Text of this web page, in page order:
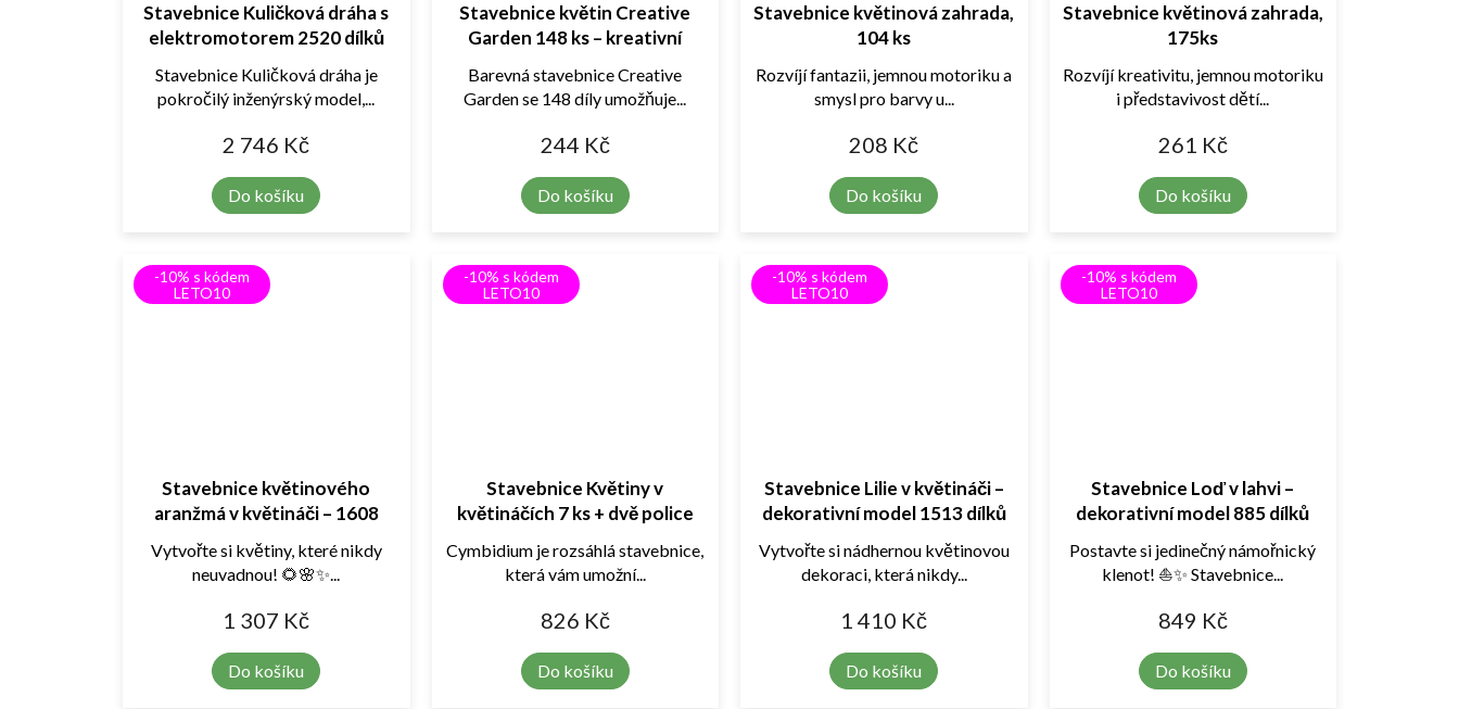
Stavebnice Kuličková dráha s
elektromotorem 2520 dílků
2 746 Kč
Do košíku
Stavebnice Kuličková dráha je
pokročilý inženýrský model,...
Stavebnice květin Creative
Garden 148 ks – kreativní
244 Kč
Do košíku
Barevná stavebnice Creative
Garden se 148 díly umožňuje...
Stavebnice květinová zahrada,
104 ks
208 Kč
Do košíku
Rozvíjí fantazii, jemnou motoriku a
smysl pro barvy u...
Stavebnice květinová zahrada,
175ks
261 Kč
Do košíku
Rozvíjí kreativitu, jemnou motoriku
i představivost dětí...
-10% s kódem
LETO10
Stavebnice květinového
aranžmá v květináči – 1608
dílků
1 307 Kč
Do košíku
Vytvořte si květiny, které nikdy
neuvadnou! 🌻🌸✨...
-10% s kódem
LETO10
Stavebnice Květiny v
květináčích 7 ks + dvě police
826 Kč
Do košíku
Cymbidium je rozsáhlá stavebnice,
která vám umožní...
-10% s kódem
LETO10
Stavebnice Lilie v květináči –
dekorativní model 1513 dílků
1 410 Kč
Do košíku
Vytvořte si nádhernou květinovou
dekoraci, která nikdy...
-10% s kódem
LETO10
Stavebnice Loď v lahvi –
dekorativní model 885 dílků
849 Kč
Do košíku
Postavte si jedinečný námořnický
klenot! ⛵✨ Stavebnice...